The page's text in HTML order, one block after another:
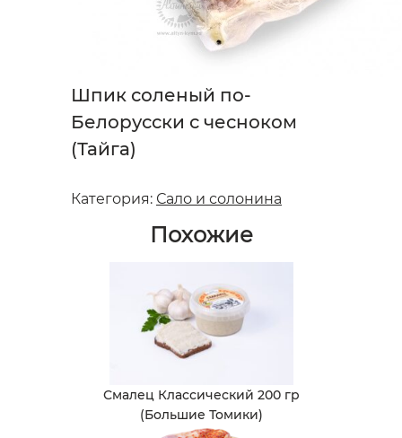
Шпик соленый по-
Белорусски с чесноком
(Тайга)
Категория: Сало и солонина
Похожие
Смалец Классический 200 гр
(Большие Томики)